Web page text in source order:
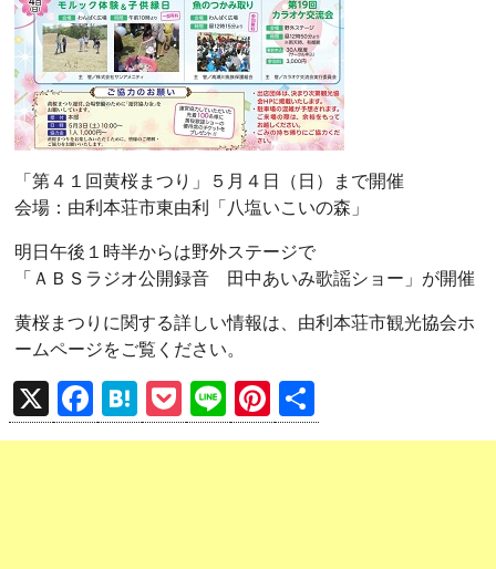
「第４１回黄桜まつり」５月４日（日）まで開催
会場：由利本荘市東由利「八塩いこいの森」
明日午後１時半からは野外ステージで
「ＡＢＳラジオ公開録音 田中あいみ歌謡ショー」が開催
黄桜まつりに関する詳しい情報は、由利本荘市観光協会ホ
ームページをご覧ください。
X
F
a
H
at
P
o
Li
n
Pi
nt 有